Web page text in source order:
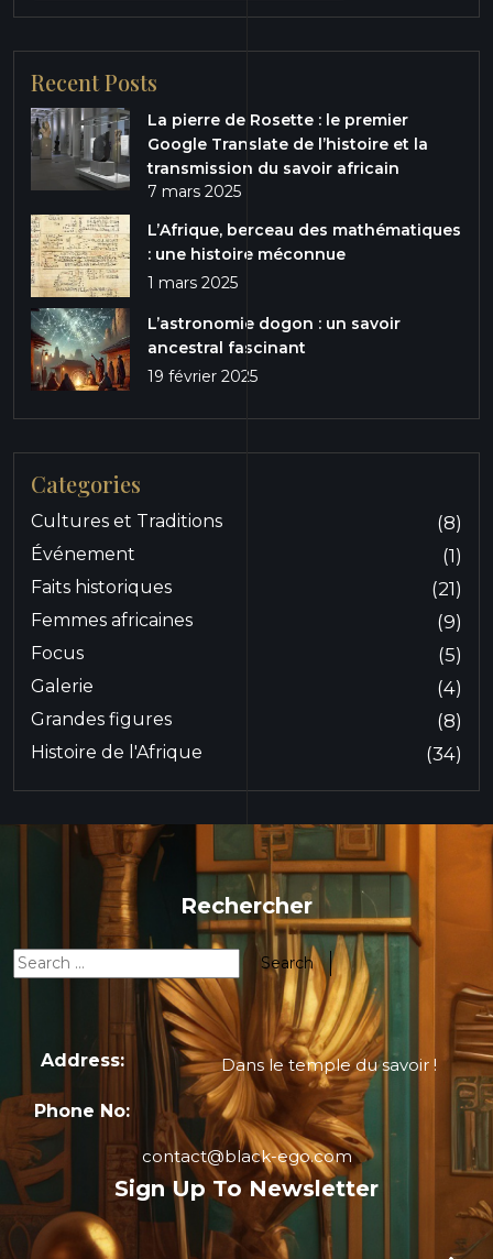
Recent Posts
La pierre de Rosette : le premier
Google Translate de l’histoire et la
transmission du savoir africain
7 mars 2025
L’Afrique, berceau des mathématiques
: une histoire méconnue
1 mars 2025
L’astronomie dogon : un savoir
ancestral fascinant
19 février 2025
Categories
Cultures et Traditions (8)
Événement (1)
Faits historiques (21)
Femmes africaines (9)
Focus (5)
Galerie (4)
Grandes figures (8)
Histoire de l'Afrique (34)
Rechercher
Address: Dans le temple du savoir !
Phone No:
contact@black-ego.com
Sign Up To Newsletter